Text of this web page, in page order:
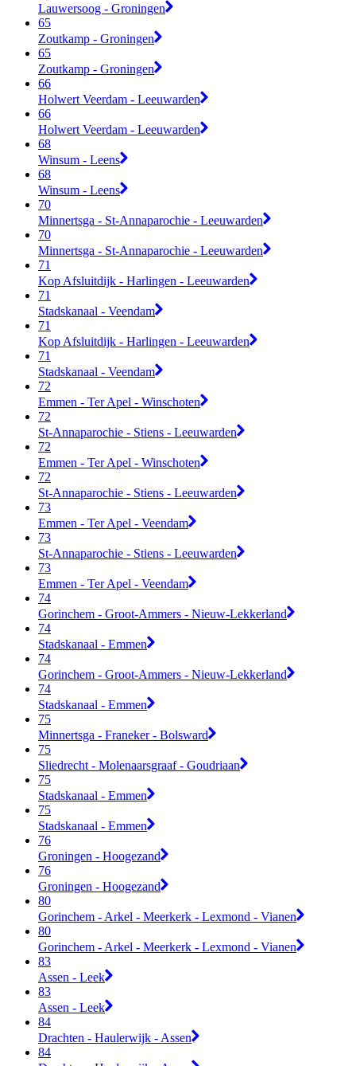
Lauwersoog - Groningen
65
Zoutkamp - Groningen
65
Zoutkamp - Groningen
66
Holwert Veerdam - Leeuwarden
66
Holwert Veerdam - Leeuwarden
68
Winsum - Leens
68
Winsum - Leens
70
Minnertsga - St-Annaparochie - Leeuwarden
70
Minnertsga - St-Annaparochie - Leeuwarden
71
Kop Afsluitdijk - Harlingen - Leeuwarden
71
Stadskanaal - Veendam
71
Kop Afsluitdijk - Harlingen - Leeuwarden
71
Stadskanaal - Veendam
72
Emmen - Ter Apel - Winschoten
72
St-Annaparochie - Stiens - Leeuwarden
72
Emmen - Ter Apel - Winschoten
72
St-Annaparochie - Stiens - Leeuwarden
73
Emmen - Ter Apel - Veendam
73
St-Annaparochie - Stiens - Leeuwarden
73
Emmen - Ter Apel - Veendam
74
Gorinchem - Groot-Ammers - Nieuw-Lekkerland
74
Stadskanaal - Emmen
74
Gorinchem - Groot-Ammers - Nieuw-Lekkerland
74
Stadskanaal - Emmen
75
Minnertsga - Franeker - Bolsward
75
Sliedrecht - Molenaarsgraaf - Goudriaan
75
Stadskanaal - Emmen
75
Stadskanaal - Emmen
76
Groningen - Hoogezand
76
Groningen - Hoogezand
80
Gorinchem - Arkel - Meerkerk - Lexmond - Vianen
80
Gorinchem - Arkel - Meerkerk - Lexmond - Vianen
83
Assen - Leek
83
Assen - Leek
84
Drachten - Haulerwijk - Assen
84